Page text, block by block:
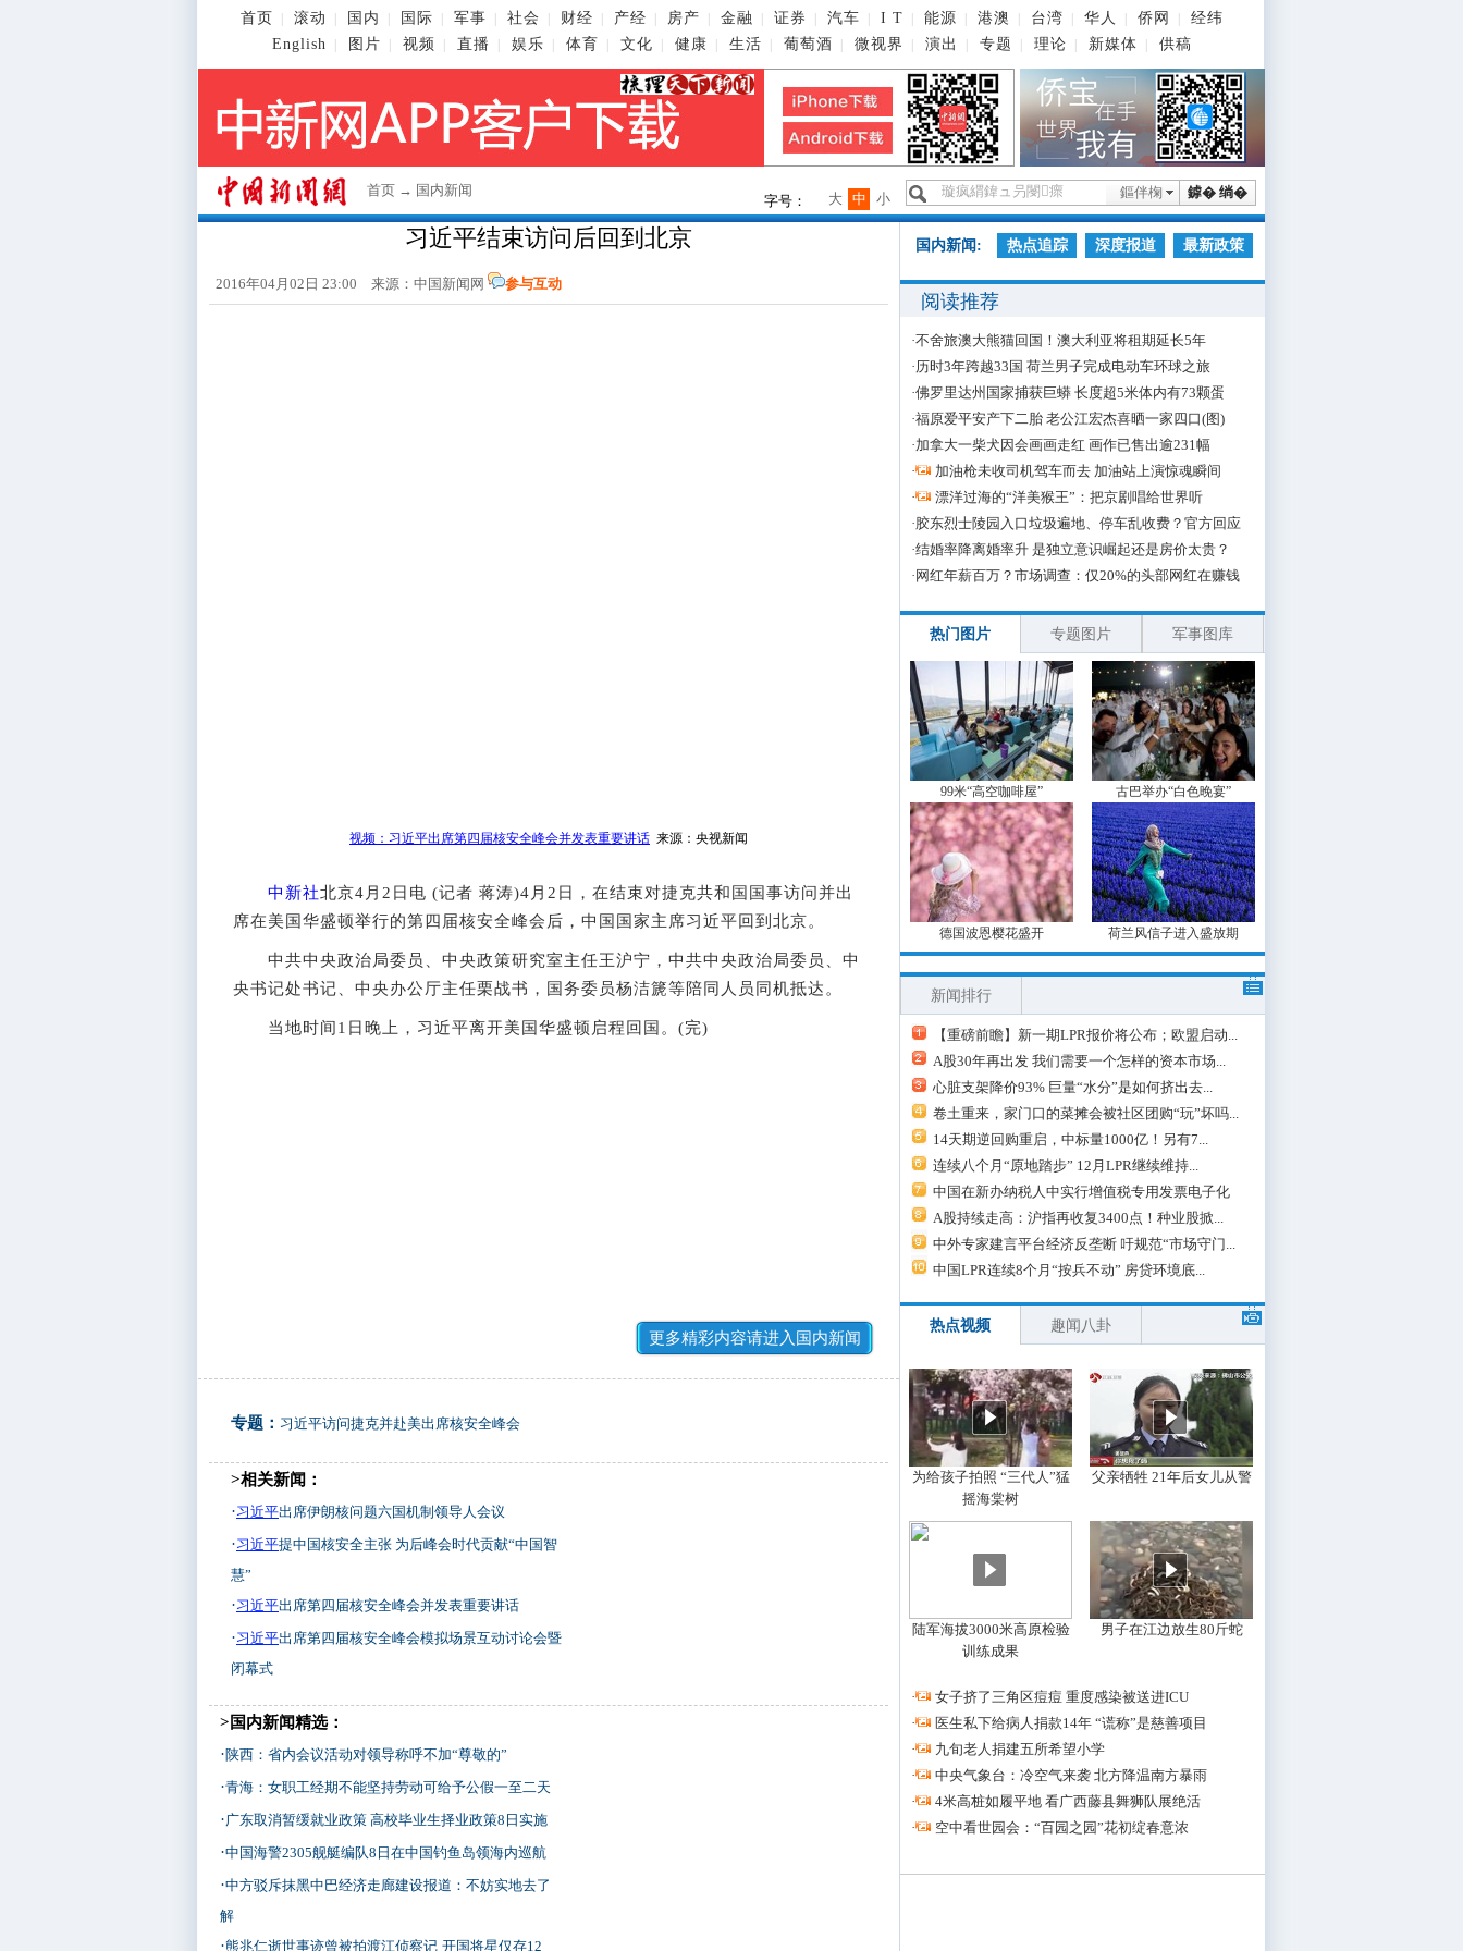
首页 滚动 国内 国际 军事 社会 财经 产经 房产 金融 证券 汽车 I T 能源 港澳 台湾 华人 侨网
经纬
English
图片 视频 直播 娱乐 体育 文化 健康 生活 葡萄酒 微视界 演出 专题 理论 新媒体 供稿
首页 → 国内新闻 鎼� 绱�
鏂伴椈
字号： 小
中
大
习近平结束访问后回到北京
2016年04月02日 23:00 来源： 中国新闻网 参与互动
视频：习近平出席第四届核安全峰会并发表重要讲话来源：央视新闻
中新社北京4月2日电 (记者 蒋涛)4月2日，在结束对捷克共和国国事访问并出
席在美国华盛顿举行的第四届核安全峰会后，中国国家主席习近平回到北京。
中共中央政治局委员、中央政策研究室主任王沪宁，中共中央政治局委员、中
央书记处书记、中央办公厅主任栗战书，国务委员杨洁篪等陪同人员同机抵达。
当地时间1日晚上，习近平离开美国华盛顿启程回国。(完)
更多精彩内容请进入国内新闻
专题： 习近平访问捷克并赴美出席核安全峰会
>相关新闻：
·习近平出席伊朗核问题六国机制领导人会议
·习近平提中国核安全主张 为后峰会时代贡献“中国智
慧”
·习近平出席第四届核安全峰会并发表重要讲话
·习近平出席第四届核安全峰会模拟场景互动讨论会暨
闭幕式
>国内新闻精选：
·陕西：省内会议活动对领导称呼不加“尊敬的”
·青海：女职工经期不能坚持劳动可给予公假一至二天
·广东取消暂缓就业政策 高校毕业生择业政策8日实施
·中国海警2305舰艇编队8日在中国钓鱼岛领海内巡航
·中方驳斥抹黑中巴经济走廊建设报道：不妨实地去了
解
·熊兆仁逝世事迹曾被拍渡江侦察记 开国将星仅存12
国内新闻: 热点追踪 深度报道 最新政策
阅读推荐
·不舍旅澳大熊猫回国！澳大利亚将租期延长5年
·历时3年跨越33国 荷兰男子完成电动车环球之旅
·佛罗里达州国家捕获巨蟒 长度超5米体内有73颗蛋
·福原爱平安产下二胎 老公江宏杰喜晒一家四口(图)
·加拿大一柴犬因会画画走红 画作已售出逾231幅
·
加油枪未收司机驾车而去 加油站上演惊魂瞬间
·
漂洋过海的“洋美猴王”：把京剧唱给世界听
·胶东烈士陵园入口垃圾遍地、停车乱收费？官方回应
·结婚率降离婚率升 是独立意识崛起还是房价太贵？
· 网红年薪百万？市场调查：仅20%的头部网红在赚钱
热门图片 专题图片 军事图库
99米“高空咖啡屋” 古巴举办“白色晚宴”
德国波恩樱花盛开 荷兰风信子进入盛放期
新闻排行
【重磅前瞻】新一期LPR报价将公布；欧盟启动...
A股30年再出发 我们需要一个怎样的资本市场...
心脏支架降价93% 巨量“水分”是如何挤出去...
卷土重来，家门口的菜摊会被社区团购“玩”坏吗...
14天期逆回购重启，中标量1000亿！另有7...
连续八个月“原地踏步” 12月LPR继续维持...
中国在新办纳税人中实行增值税专用发票电子化
A股持续走高：沪指再收复3400点！种业股掀...
中外专家建言平台经济反垄断 吁规范“市场守门...
中国LPR连续8个月“按兵不动” 房贷环境底...
热点视频 趣闻八卦
为给孩子拍照 “三代人”猛
摇海棠树
父亲牺牲 21年后女儿从警
陆军海拔3000米高原检验
训练成果
男子在江边放生80斤蛇
·
女子挤了三角区痘痘 重度感染被送进ICU
·
医生私下给病人捐款14年 “谎称”是慈善项目
·
九旬老人捐建五所希望小学
·
中央气象台：冷空气来袭 北方降温南方暴雨
·
4米高桩如履平地 看广西藤县舞狮队展绝活
·
空中看世园会：“百园之园”花初绽春意浓